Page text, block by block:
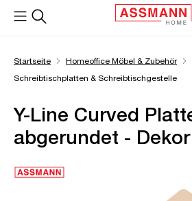
springen
Startseite Homeoffice Möbel & Zubehör
Schreibtischplatten & Schreibtischgestelle
Y-Line Curved
abgerundet -